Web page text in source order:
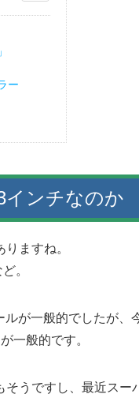
ー
インチなのか
ますね。
。
が一般的でしたが、
一般的です。
うですし、最近スー